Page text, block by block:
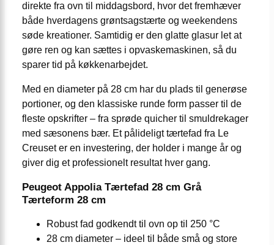
direkte fra ovn til middagsbord, hvor det fremhæver
både hverdagens grøntsagstærte og weekendens
søde kreationer. Samtidig er den glatte glasur let at
gøre ren og kan sættes i opvaskemaskinen, så du
sparer tid på køkkenarbejdet.
Med en diameter på 28 cm har du plads til generøse
portioner, og den klassiske runde form passer til de
fleste opskrifter – fra sprøde quicher til smuldrekager
med sæsonens bær. Et pålideligt tærtefad fra Le
Creuset er en investering, der holder i mange år og
giver dig et professionelt resultat hver gang.
Peugeot Appolia Tærtefad 28 cm Grå
Tærteform 28 cm
Robust fad godkendt til ovn op til 250 °C
28 cm diameter – ideel til både små og store